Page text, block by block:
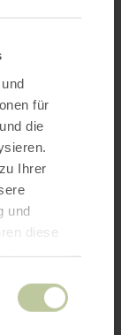
für
die
Ihrer
und
diese